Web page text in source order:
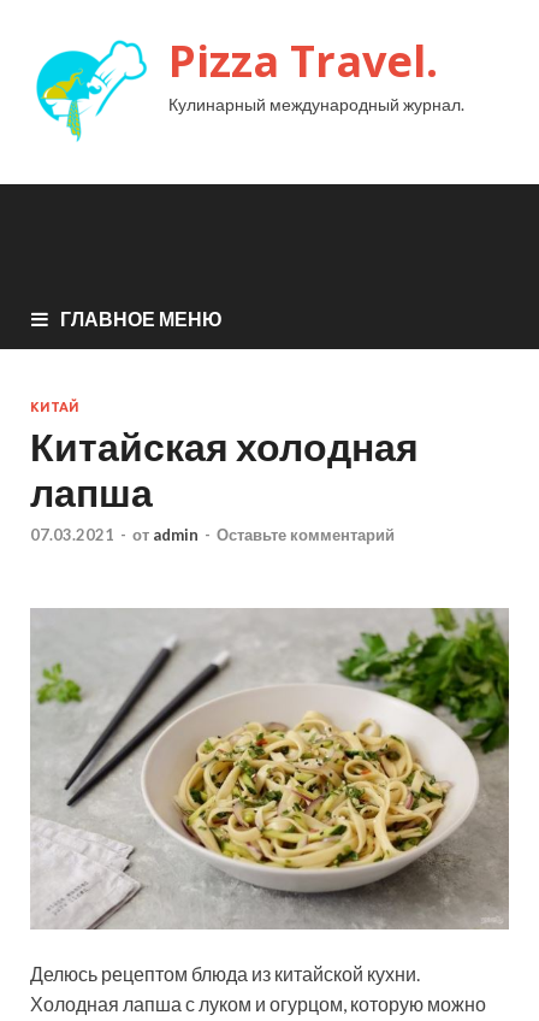
Pizza Travel.
Кулинарный международный журнал.
ГЛАВНОЕ МЕНЮ
КИТАЙ
Китайская холодная
лапша
07.03.2021 - от admin - Оставьте комментарий
Делюсь рецептом блюда из китайской кухни.
Холодная лапша с луком и огурцом, которую можно